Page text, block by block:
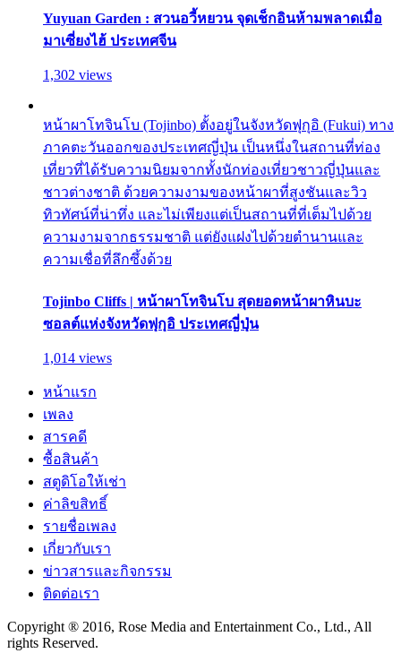
Yuyuan Garden : สวนอวี้หยวน จุดเช็กอินห้ามพลาดเมื่อ
มาเซี่ยงไฮ้ ประเทศจีน
1,302 views
หน้าผาโทจินโบ (Tojinbo) ตั้งอยู่ในจังหวัดฟุกุอิ (Fukui) ทาง
ภาคตะวันออกของประเทศญี่ปุ่น เป็นหนึ่งในสถานที่ท่อง
เที่ยวที่ได้รับความนิยมจากทั้งนักท่องเที่ยวชาวญี่ปุ่นและ
ชาวต่างชาติ ด้วยความงามของหน้าผาที่สูงชันและวิว
ทิวทัศน์ที่น่าทึ่ง และไม่เพียงแต่เป็นสถานที่ที่เต็มไปด้วย
ความงามจากธรรมชาติ แต่ยังแฝงไปด้วยตำนานและ
ความเชื่อที่ลึกซึ้งด้วย
Tojinbo Cliffs | หน้าผาโทจินโบ สุดยอดหน้าผาหินบะ
ซอลต์แห่งจังหวัดฟุกุอิ ประเทศญี่ปุ่น
1,014 views
หน้าแรก
เพลง
สารคดี
ซื้อสินค้า
สตูดิโอให้เช่า
ค่าลิขสิทธิ์
รายชื่อเพลง
เกี่ยวกับเรา
ข่าวสารและกิจกรรม
ติดต่อเรา
Copyright ® 2016, Rose Media and Entertainment Co., Ltd., All
rights Reserved.